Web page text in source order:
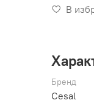
В
Бренд
Cesal